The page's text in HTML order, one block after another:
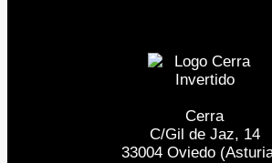
Cerra
C/Gil de Jaz, 14
33004 Oviedo